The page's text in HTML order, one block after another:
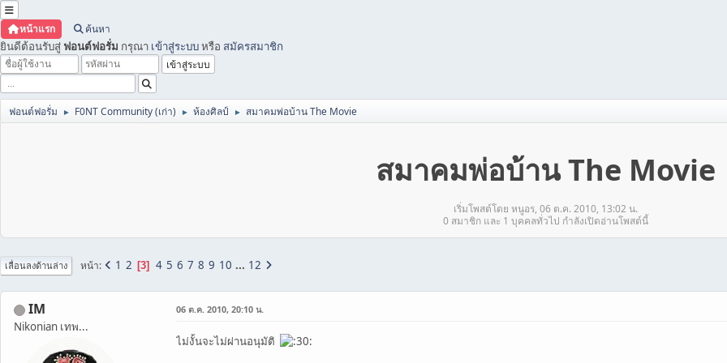
หน้าแรก ค้นหา
ยินดีต้อนรับสู่ ฟอนต์ฟอรั่ม กรุณา เข้าสู่ระบบหรือ สมัครสมาชิก
ฟอนต์ฟอรั่ม ► F0NT Community (เก่า) ► ห้องศิลป์ ► สมาคมพ่อบ้าน The Movie
สมาคมพ่อบ้าน The Movie
เริ่มโพสต์โดย หนูอร, 06 ต.ค. 2010, 13:02 น.
0 สมาชิก และ 1 บุคคลทั่วไป กำลังเปิดอ่านโพสต์นี้
เลื่อนลงด้านล่าง หน้า 1 2 3 4 5 6 7 8 9 10 ... 12
IM
Nikonian เทพ...
06 ต.ค. 2010, 20:10 น.
ไม่งั้นจะไม่ผ่านอนุมัติ